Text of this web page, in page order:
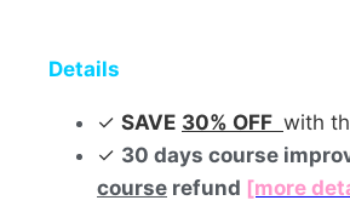
Details
✓ SAVE 30% OFF with
✓ 30 days course
course refund [more